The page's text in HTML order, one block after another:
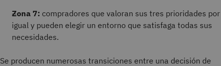
Zona 7: compradores que valoran sus tres prioridades por
igual y pueden elegir un entorno que satisfaga todas sus
necesidades.
Se producen numerosas transiciones entre una decisión de